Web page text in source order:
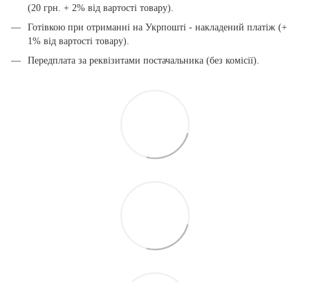
(20 грн. + 2% від вартості товару).
Готівкою при отриманні на Укрпошті - накладений платіж (+
1% від вартості товару).
Передплата за реквізитами постачальника (без комісії).